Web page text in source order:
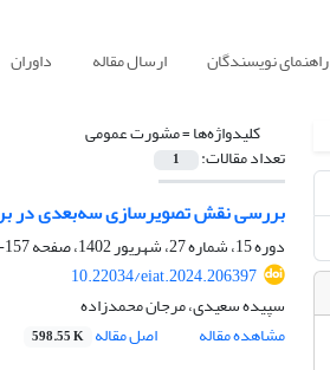
راهنمای نویسندگان ارسال مقاله داوران
کلیدواژه‌ها =مشورت عمومی
تعداد مقالات: 1
بررسی نقش تصویرسازی سه‌بعدی در
دوره 15، شماره 27، شهریور 1402، صفحه
157-168
10.22034/eiat.2024.206397
سپیده سعیدی، مرجان محمدزاده
مشاهده مقاله
اصل مقاله 598.55 K